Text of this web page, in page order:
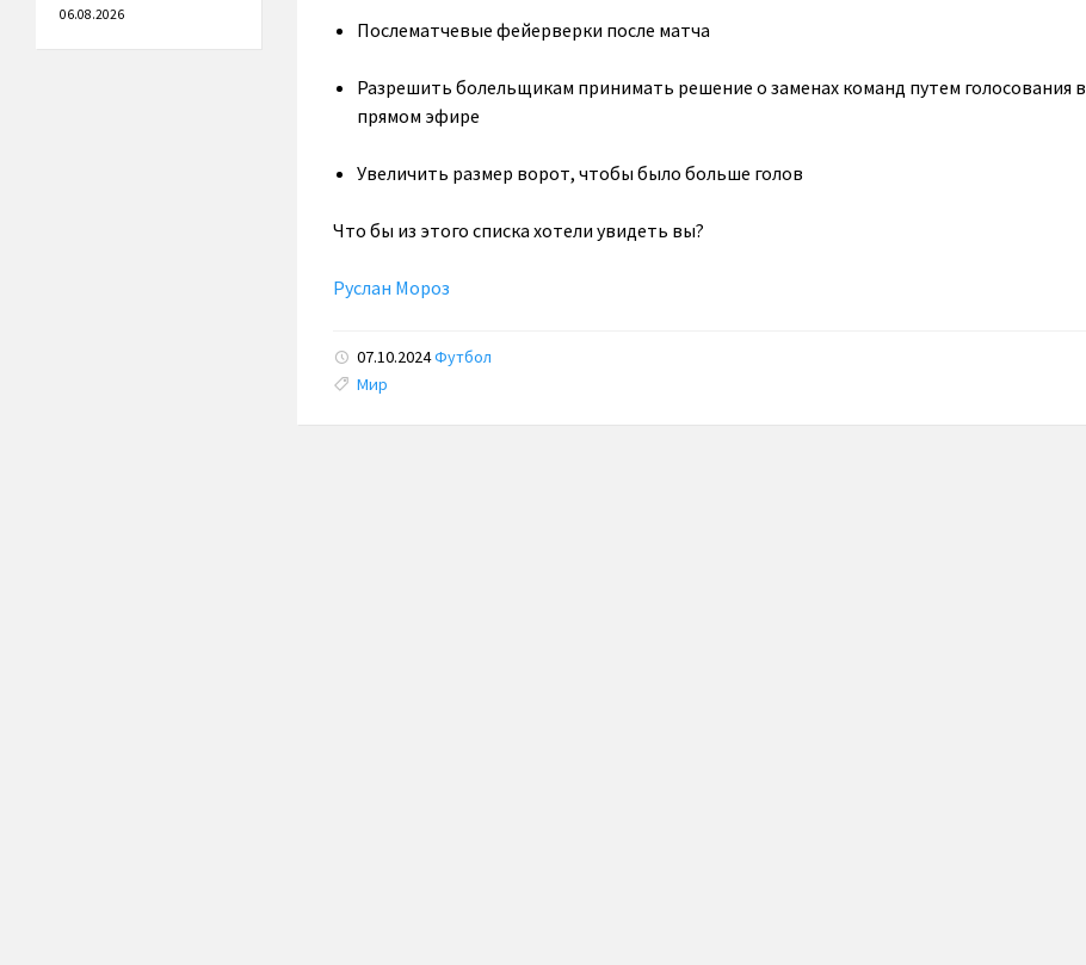
Послематчевые фейерверки после матча
Разрешить болельщикам принимать решение о заменах команд путем голосования в
прямом эфире
Увеличить размер ворот, чтобы было больше голов
Что бы из этого списка хотели увидеть вы?
Руслан Мороз
07.10.2024Футбол
Tags:
Мир
06.08.2026